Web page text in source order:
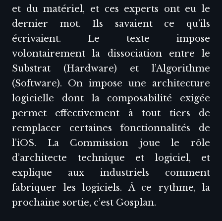
et du matériel, et ces experts ont eu le
dernier mot. Ils savaient ce qu’ils
écrivaient. Le texte impose
volontairement la dissociation entre le
Substrat (Hardware) et l’Algorithme
(Software). On impose une architecture
logicielle dont la composabilité exigée
permet effectivement à tout tiers de
remplacer certaines fonctionnalités de
l’iOS. La Commission joue le rôle
d’architecte technique et logiciel, et
explique aux industriels comment
fabriquer les logiciels. À ce rythme, la
prochaine sortie, c’est Gosplan.